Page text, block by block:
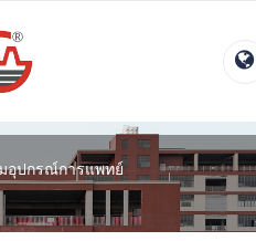
อุปกรณ์การแพทย์